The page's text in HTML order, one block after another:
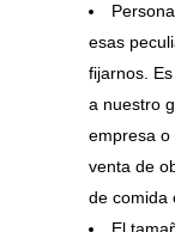
esas
fijarnos.
a nuestro
empresa o
venta de
de comida